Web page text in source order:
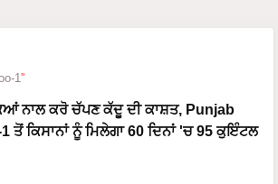
1
ਨਾਲ ਕਰੋ ਚੱਪਣ ਕੱਦੂ ਦੀ ਕਾਸ਼ਤ, Punjab
ਤੋਂ ਕਿਸਾਨਾਂ ਨੂੰ ਮਿਲੇਗਾ 60 ਦਿਨਾਂ 'ਚ 95 ਕੁਇੰਟਲ